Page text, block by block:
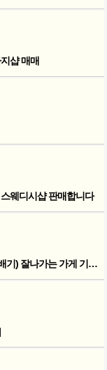
샵 매매
웨디시샵 판매합니다
### 부천 역세권 &먹자상권(알짜배기) 잘나가는 가게 기회입니다 ###